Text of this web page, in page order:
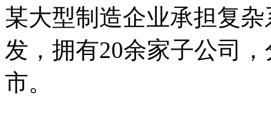
某大型制造企业承担复
发，拥有20余家子公司
市。